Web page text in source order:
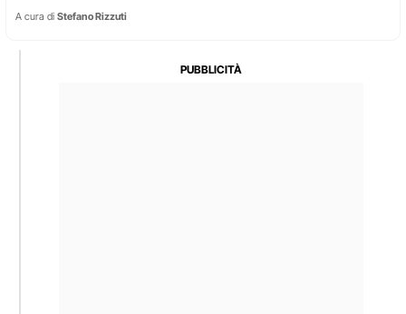
A cura di Stefano Rizzuti